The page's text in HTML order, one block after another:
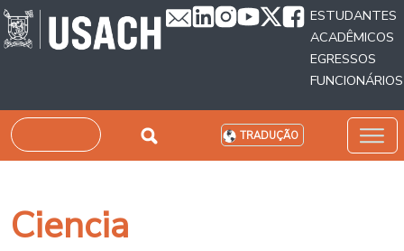
Passar para o conteúdo principal
ESTUDANTES
ACADÊMICOS
EGRESSOS
FUNCIONÁRIOS
Pesquisar TRADUÇÃO
Ciencia